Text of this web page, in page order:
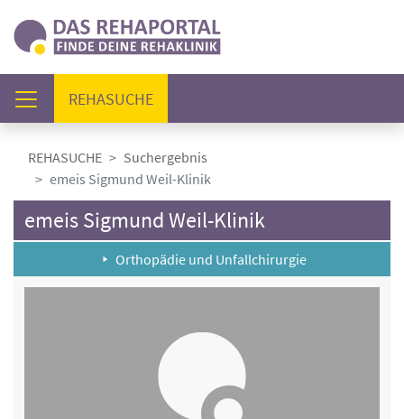
REHASUCHE(AKTUELL)
REHASUCHE
Suchergebnis
emeis Sigmund Weil-Klinik
emeis Sigmund Weil-Klinik
Orthopädie und Unfallchirurgie